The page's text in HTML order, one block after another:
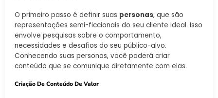
O primeiro passo é definir suas personas, que são
representações semi-ficcionais do seu cliente ideal. Isso
envolve pesquisas sobre o comportamento,
necessidades e desafios do seu público-alvo.
Conhecendo suas personas, você poderá criar
conteúdo que se comunique diretamente com elas.
Criação De Conteúdo De Valor